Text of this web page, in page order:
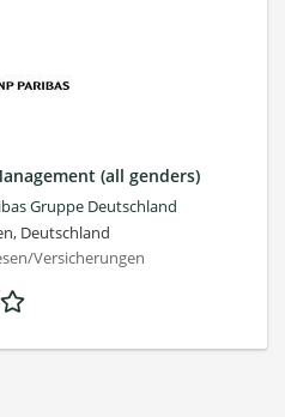
(all genders)
Gruppe Deutschland
Deutschland
Versicherungen